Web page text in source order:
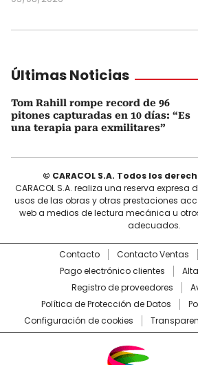
Últimas Noticias
Tom Rahill rompe record de 96
pitones capturadas en 10 días: “Es
una terapia para exmilitares”
© CARACOL S.A. Todos los
CARACOL S.A. realiza una reserva
usos de las obras y otras prestaciones
web a medios de lectura mecánica u
adecuados.
Contacto Contacto Ventas
Pago electrónico clientes
Registro de proveedores
Política de Protección de Datos
Configuración de cookies